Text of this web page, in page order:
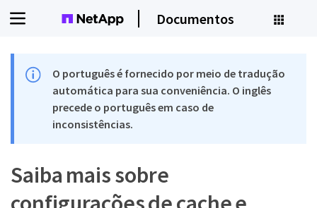
Documentos
O português é fornecido por meio de tradução
automática para sua conveniência. O inglês
precede o português em caso de
inconsistências.
Saiba mais sobre